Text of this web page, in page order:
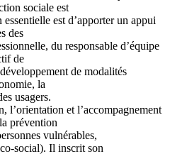
sociale est
est d’apporter un appui
des
du responsable d’équipe
de
de modalités
la
usagers.
l’orientation et l’accompagnement
prévention
vulnérables,
social). Il inscrit son